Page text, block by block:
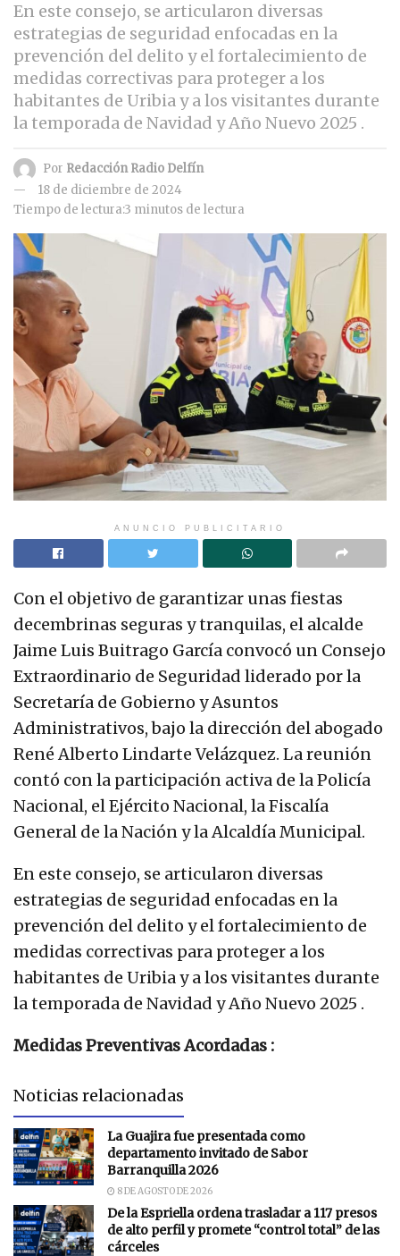
En este consejo, se articularon diversas
estrategias de seguridad enfocadas en la
prevención del delito y el fortalecimiento de
medidas correctivas para proteger a los
habitantes de Uribia y a los visitantes durante
la temporada de Navidad y Año Nuevo 2025 .
Por Redacción Radio Delfín
18 de diciembre de 2024
Tiempo de lectura:3 minutos de lectura
ANUNCIO PUBLICITARIO
Con el objetivo de garantizar unas fiestas
decembrinas seguras y tranquilas, el alcalde
Jaime Luis Buitrago García convocó un Consejo
Extraordinario de Seguridad liderado por la
Secretaría de Gobierno y Asuntos
Administrativos, bajo la dirección del abogado
René Alberto Lindarte Velázquez. La reunión
contó con la participación activa de la Policía
Nacional, el Ejército Nacional, la Fiscalía
General de la Nación y la Alcaldía Municipal.
En este consejo, se articularon diversas
estrategias de seguridad enfocadas en la
prevención del delito y el fortalecimiento de
medidas correctivas para proteger a los
habitantes de Uribia y a los visitantes durante
la temporada de Navidad y Año Nuevo 2025 .
Medidas Preventivas Acordadas :
Noticias relacionadas
La Guajira fue presentada como
departamento invitado de Sabor
Barranquilla 2026
8 DE AGOSTO DE 2026
De la Espriella ordena trasladar a 117 presos
de alto perfil y promete “control total” de las
cárceles